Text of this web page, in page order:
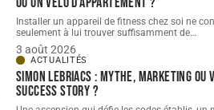
Installer un appareil de fitness chez soi ne
seulement à lui trouver suffisamment de…
3 août 2026
ACTUALITÉS
Simon Lebriacs : mythe, marketing
success story ?